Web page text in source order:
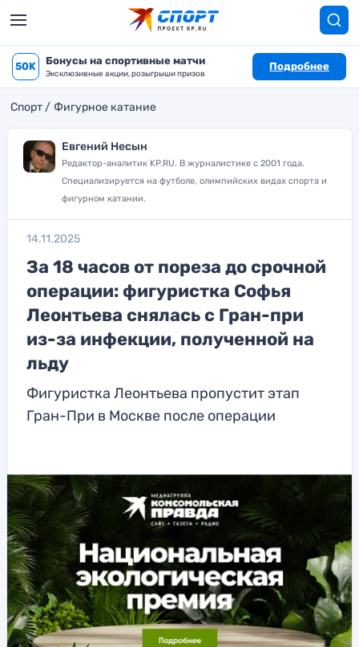
50K Бонусы на спортивные матчи
Эксклюзивные акции, розыгрыши призов
Подробнее
Спорт Фигурное катание
Евгений Несын
Редактор-аналитик KP.RU. В журналистике с 2001 года.
Специализируется на футболе, олимпийских видах спорта и
фигурном катании.
14.11.2025
За 18 часов от пореза до срочной
операции: фигуристка Софья
Леонтьева снялась с Гран-при
из-за инфекции, полученной на
льду
Фигуристка Леонтьева пропустит этап
Гран-При в Москве после операции